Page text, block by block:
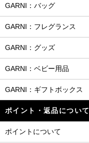
GARNI：バッグ
GARNI：フレグランス
GARNI：グッズ
GARNI：ベビー用品
GARNI：ギフトボックス
ポイント・返品について
ポイントについて